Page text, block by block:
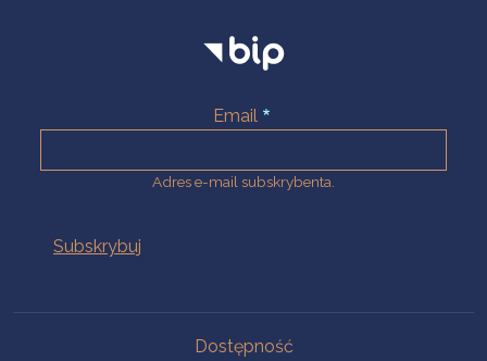
Email
Adres e-mail subskrybenta.
Dostępność